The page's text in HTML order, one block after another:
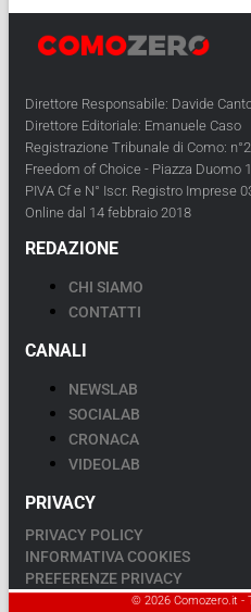
Direttore Responsabile: Davide
Direttore Editoriale: Emanuele Caso
Registrazione Tribunale di Como:
Freedom of Choice - Piazza Duomo
PIVA Cf e N° Iscr. Registro Imprese
Online dal 14 febbraio 2018
REDAZIONE
CHI SIAMO
CONTATTI
CANALI
NEWSLAB
SOCIALAB
CRONACA
VIDEOLAB
PRIVACY
PRIVACY POLICY
INFORMATIVA COOKIES
PREFERENZE PRIVACY
© 2026 Comozero.it -